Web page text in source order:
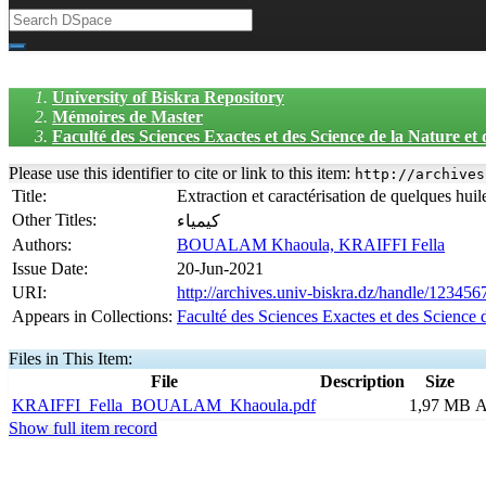
University of Biskra Repository
Mémoires de Master
Faculté des Sciences Exactes et des Science de la Nature
Please use this identifier to cite or link to this item: http://
Title:
Extraction et caractérisation de quelques
Other Titles:
كيمياء
Authors:
BOUALAM Khaoula, KRAIFFI Fella
Issue Date:
20-Jun-2021
URI:
http://archives.univ-biskra.dz/handle/
Appears in Collections: Faculté des Sciences Exactes et des
Files in This Item:
File
Description
Size
KRAIFFI_Fella_BOUALAM_Khaoula.pdf
1,97 MB
Show full item record